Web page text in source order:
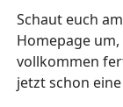
Schaut euch
Homepage
vollkommen
jetzt schon